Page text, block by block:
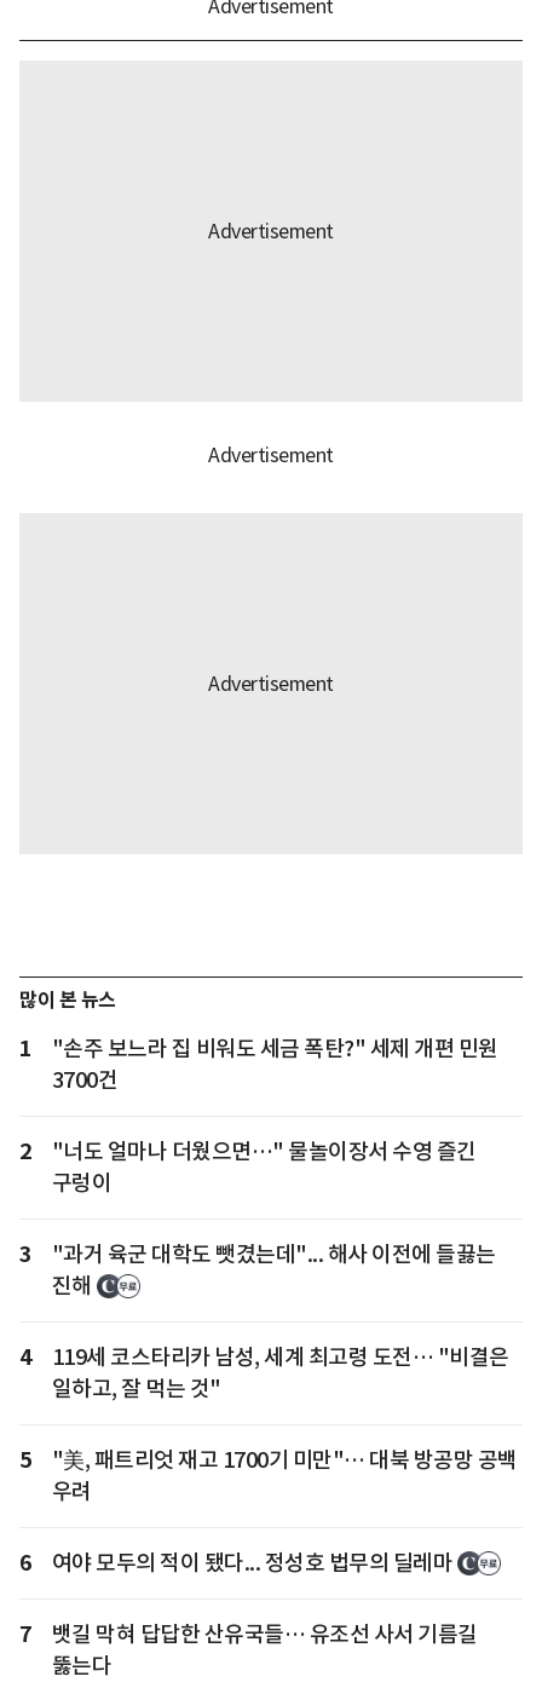
많이 본 뉴스
1
"손주 보느라 집 비워도 세금 폭탄?" 세제 개편 민원
3700건
2
"너도 얼마나 더웠으면…" 물놀이장서 수영 즐긴
구렁이
3
"과거 육군 대학도 뺏겼는데"... 해사 이전에 들끓는
진해
4
119세 코스타리카 남성, 세계 최고령 도전… "비결은
일하고, 잘 먹는 것"
5
"美, 패트리엇 재고 1700기 미만"… 대북 방공망 공백
우려
6 여야 모두의 적이 됐다... 정성호 법무의 딜레마
7
뱃길 막혀 답답한 산유국들… 유조선 사서 기름길
뚫는다